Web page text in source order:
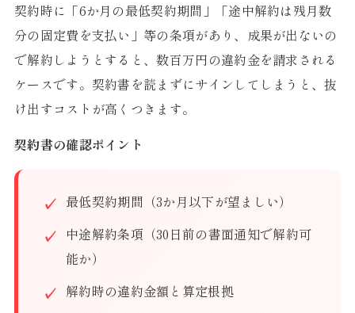
契約時に「6か月の最低契約期間」「途中解約は残月数
分の固定費を支払い」等の条項があり、成果が出ないの
で解約しようとすると、数百万円の違約金を請求される
ケースです。契約書を読まずにサインしてしまうと、抜
け出すコストが高くつきます。
契約書の確認ポイント
最低契約期間（3か月以下が望ましい）
中途解約条項（30日前の書面通知で解約可
能か）
解約時の違約金額と算定根拠